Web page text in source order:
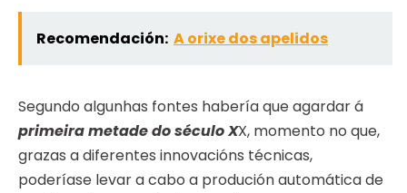
Recomendación: A orixe dos apelidos
Segundo algunhas fontes habería que agardar á
primeira metade do século XX, momento no que,
grazas a diferentes innovacións técnicas,
poderíase levar a cabo a produción automática de